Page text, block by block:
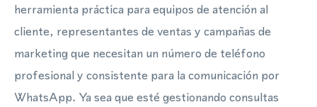
herramienta práctica para equipos de atención al
cliente, representantes de ventas y campañas de
marketing que necesitan un número de teléfono
profesional y consistente para la comunicación por
WhatsApp. Ya sea que esté gestionando consultas